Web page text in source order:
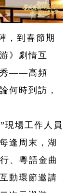
，到春節期
》劇情互
秀——高頻
何時到訪，
現場工作人員
逢周末，湖
、粵語金曲
動環節邀請